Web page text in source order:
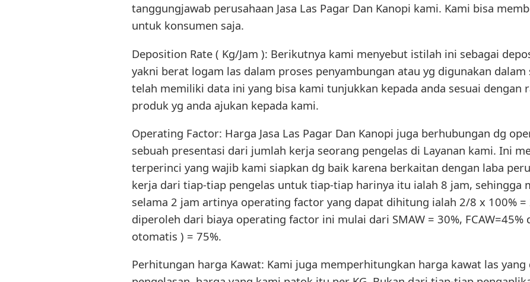
tanggungjawab perusahaan Jasa Las Pagar Dan Kanopi kami. Kami bisa
untuk konsumen saja.
Deposition Rate ( Kg/Jam ): Berikutnya kami menyebut istilah ini sebagai
yakni berat logam las dalam proses penyambungan atau yg digunakan
telah memiliki data ini yang bisa kami tunjukkan kepada anda sesuai dengan
produk yg anda ajukan kepada kami.
Operating Factor: Harga Jasa Las Pagar Dan Kanopi juga berhubungan dg
sebuah presentasi dari jumlah kerja seorang pengelas di Layanan kami. Ini
terperinci yang wajib kami siapkan dg baik karena berkaitan dengan laba
kerja dari tiap-tiap pengelas untuk tiap-tiap harinya itu ialah 8 jam, sehingga
selama 2 jam artinya operating factor yang dapat dihitung ialah 2/8 x 100% =
diperoleh dari biaya operating factor ini mulai dari SMAW = 30%, FCAW=45%
otomatis ) = 75%.
Perhitungan harga Kawat: Kami juga memperhitungkan harga kawat las